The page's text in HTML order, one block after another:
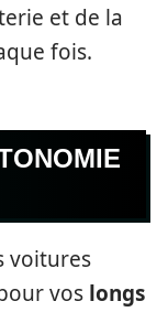
et de la
fois.
voitures
vos longs